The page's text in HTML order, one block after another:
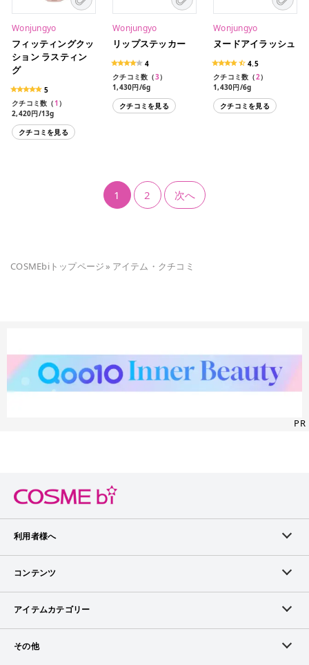
Wonjungyo
フィッティングクッ
ション ラスティン
グ
5
クチコミ数（1 ）
2,420円/13g
クチコミを見る
Wonjungyo
リップステッカー
4
クチコミ数（3）
1,430円/6g
クチコミを見る
Wonjungyo
ヌードアイラッシュ
4.5
クチコミ数（2）
1,430円/6g
クチコミを見る
1 2 次へ
COSMEbiトップページ» アイテム・クチコミ
PR
利用者様へ
メンバーログイン
メンバー会員について
コンテンツ
ランキング
アイテムカテゴリー
スキンケア
その他